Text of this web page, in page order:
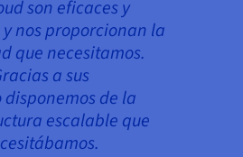
son eficaces y
nos proporcionan la
que necesitamos.
a sus
de la
escalable que